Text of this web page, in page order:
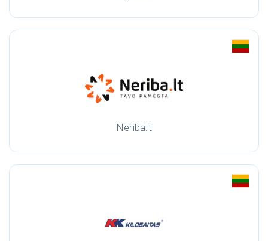
Neriba.lt